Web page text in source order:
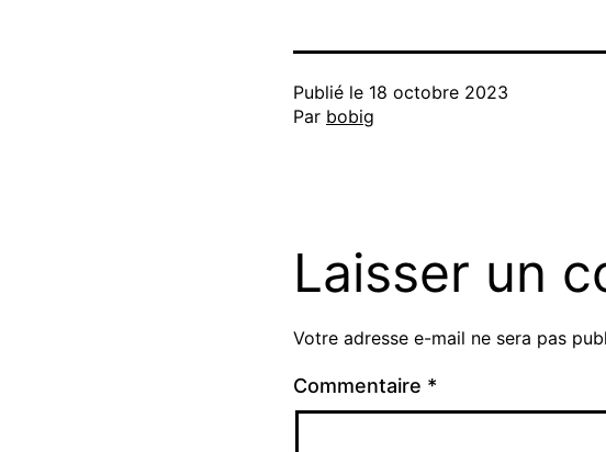
Publié le 18 octobre 2023
Par bobig
Laisser un
Votre adresse e-mail ne sera pas
Commentaire *